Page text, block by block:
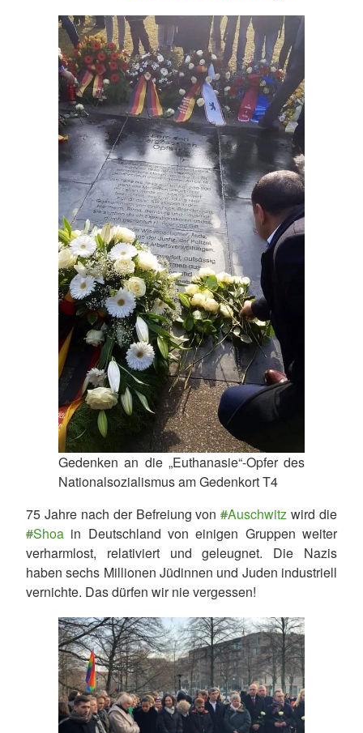
Gedenken an die „Euthanasie“-Opfer des
Nationalsozialismus am Gedenkort T4
75 Jahre nach der Befreiung von#Auschwitz wird die
#Shoa in Deutschland von einigen Gruppen weiter
verharmlost, relativiert und geleugnet. Die Nazis
haben sechs Millionen Jüdinnen und Juden industriell
vernichte. Das dürfen wir nie vergessen!